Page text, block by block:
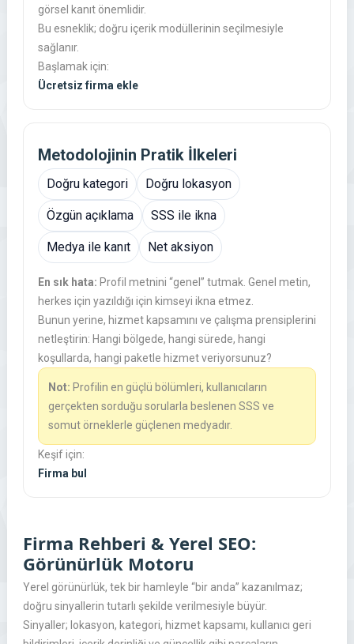
görsel kanıt önemlidir.
Bu esneklik; doğru içerik modüllerinin seçilmesiyle
sağlanır.
Başlamak için:
Ücretsiz firma ekle
Metodolojinin Pratik İlkeleri
Doğru kategori Doğru lokasyon
Özgün açıklama SSS ile ikna
Medya ile kanıt Net aksiyon
En sık hata: Profil metnini “genel” tutmak. Genel metin,
herkes için yazıldığı için kimseyi ikna etmez.
Bunun yerine, hizmet kapsamını ve çalışma prensiplerini
netleştirin: Hangi bölgede, hangi sürede, hangi
koşullarda, hangi paketle hizmet veriyorsunuz?
Not: Profilin en güçlü bölümleri, kullanıcıların
gerçekten sorduğu sorularla beslenen SSS ve
somut örneklerle güçlenen medyadır.
Keşif için:
Firma bul
Firma Rehberi & Yerel SEO:
Görünürlük Motoru
Yerel görünürlük, tek bir hamleyle “bir anda” kazanılmaz;
doğru sinyallerin tutarlı şekilde verilmesiyle büyür.
Sinyaller; lokasyon, kategori, hizmet kapsamı, kullanıcı geri